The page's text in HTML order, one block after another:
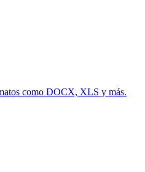
como DOCX, XLS y más.